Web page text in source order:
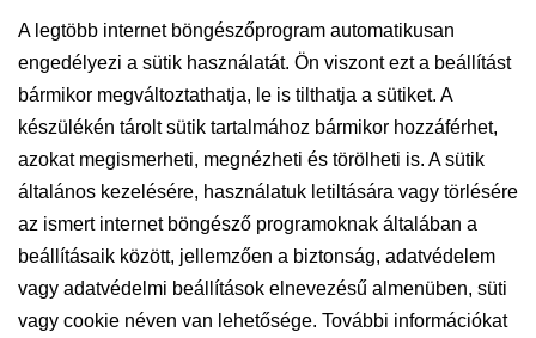
A legtöbb internet böngészőprogram automatikusan
engedélyezi a sütik használatát. Ön viszont ezt a beállítást
bármikor megváltoztathatja, le is tilthatja a sütiket. A
készülékén tárolt sütik tartalmához bármikor hozzáférhet,
azokat megismerheti, megnézheti és törölheti is. A sütik
általános kezelésére, használatuk letiltására vagy törlésére
az ismert internet böngésző programoknak általában a
beállításaik között, jellemzően a biztonság, adatvédelem
vagy adatvédelmi beállítások elnevezésű almenüben, süti
vagy cookie néven van lehetősége. További információkat